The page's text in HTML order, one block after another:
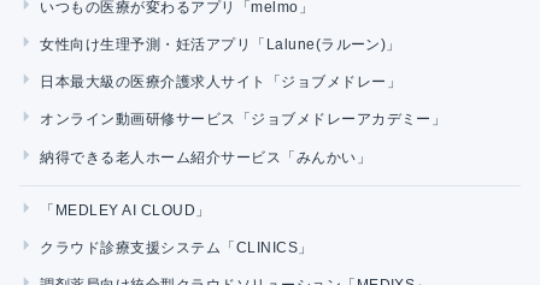
いつもの医療が変わるアプリ「melmo」
女性向け生理予測・妊活アプリ「Lalune(ラルーン)」
日本最大級の医療介護求人サイト「ジョブメドレー」
オンライン動画研修サービス「ジョブメドレーアカデミー」
納得できる老人ホーム紹介サービス「みんかい」
「MEDLEY AI CLOUD」
クラウド診療支援システム「CLINICS」